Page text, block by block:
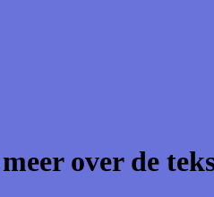
meer over de